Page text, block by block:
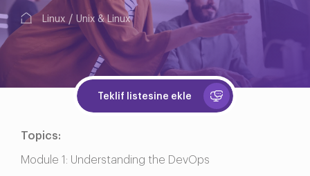
Linux Unix & Linux
Teklif listesine ekle
Topics:
Module 1: Understanding the DevOps